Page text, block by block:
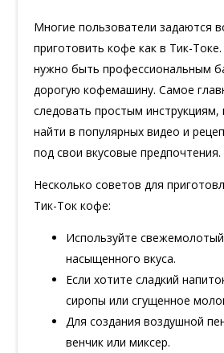
Многие пользователи задаются
приготовить кофе как в Тик-
нужно быть профессиональным
дорогую кофемашину. Самое
следовать простым
найти в популярных видео и
под свои вкусовые предпочтения.
Несколько советов для
Тик-Ток кофе:
Используйте
насыщенного вкуса.
Если хотите сладкий
сиропы или сгущенное
Для создания воздушной
венчик или миксер.